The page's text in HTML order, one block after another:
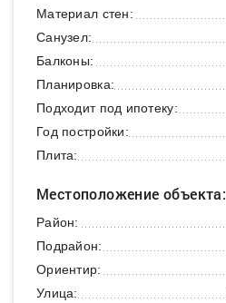
Материал стен:
Санузел:
Балконы:
Планировка:
Подходит под ипотеку:
Год постройки:
Плита:
Местоположение объекта:
Район:
Подрайон:
Ориентир:
Улица: